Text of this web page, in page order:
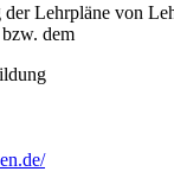
Lehrpläne von
dem